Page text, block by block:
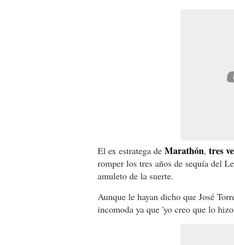
El ex estratega de Marathón, tres
romper los tres años de sequía del
amuleto de la suerte.
Aunque le hayan dicho que José
incomoda ya que 'yo creo que lo